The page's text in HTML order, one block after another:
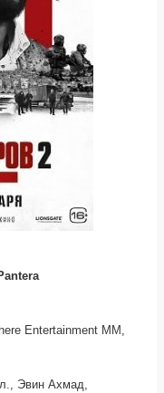
Entertainment MM,
Эвин Ахмад,